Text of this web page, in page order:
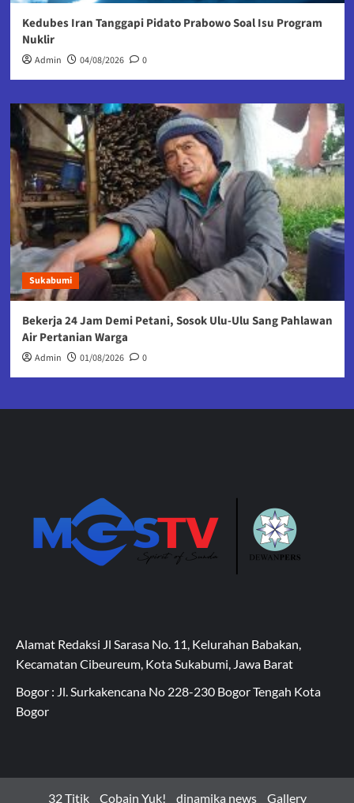
Kedubes Iran Tanggapi Pidato Prabowo Soal Isu Program
Nuklir
Admin 04/08/2026 0
Sukabumi
Bekerja 24 Jam Demi Petani, Sosok Ulu-Ulu Sang Pahlawan
Air Pertanian Warga
Admin 01/08/2026 0
Alamat Redaksi Jl Sarasa No. 11, Kelurahan Babakan,
Kecamatan Cibeureum, Kota Sukabumi, Jawa Barat
Bogor : Jl. Surkakencana No 228-230 Bogor Tengah Kota
Bogor
32 Titik Cobain Yuk! dinamika news Gallery